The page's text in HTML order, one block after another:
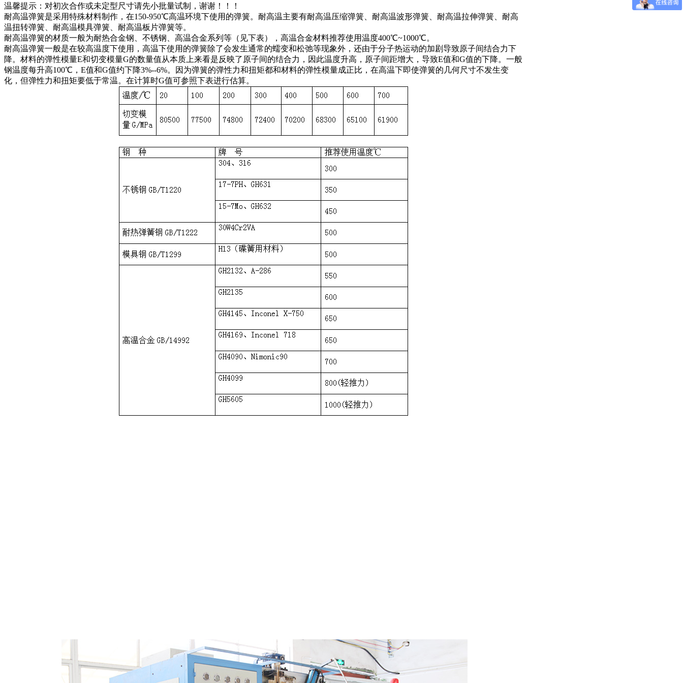
温馨提示：对初次合作或未定型尺寸请先小批量试制，谢谢！！！
耐高温弹簧是采用特殊材料制作，在150-950℃高温环境下使用的弹簧。耐高温主要有耐高温压缩弹簧、耐高温波形弹簧、耐高温拉伸弹簧、耐高
温扭转弹簧、耐高温模具弹簧、耐高温板片弹簧等。
耐高温弹簧的材质一般为耐热合金钢、不锈钢、高温合金系列等（见下表），高温合金材料推荐使用温度400℃~1000℃。
耐高温弹簧一般是在较高温度下使用，高温下使用的弹簧除了会发生通常的蠕变和松弛等现象外，还由于分子热运动的加剧导致原子间结合力下
降。材料的弹性模量E和切变模量G的数量值从本质上来看是反映了原子间的结合力，因此温度升高，原子间距增大，导致E值和G值的下降。一般
钢温度每升高100℃，E值和G值约下降3%--6%。因为弹簧的弹性力和扭矩都和材料的弹性模量成正比，在高温下即使弹簧的几何尺寸不发生变
化，但弹性力和扭矩要低于常温。在计算时G值可参照下表进行估算。